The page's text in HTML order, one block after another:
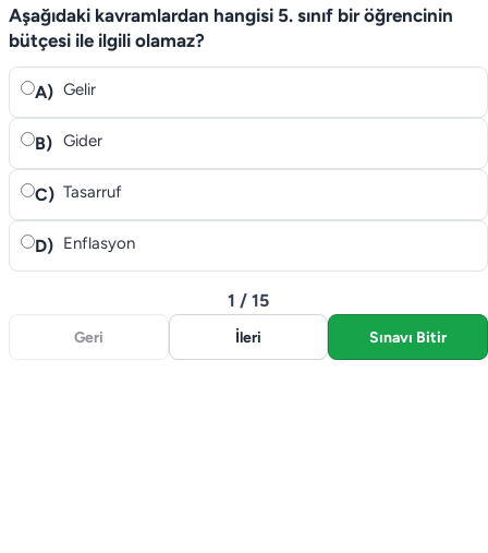
Aşağıdaki kavramlardan hangisi 5. sınıf bir öğrencinin
bütçesi ile ilgili olamaz?
A) Gelir
B) Gider
C) Tasarruf
D) Enflasyon
Geri
1 / 15
İleri Sınavı Bitir